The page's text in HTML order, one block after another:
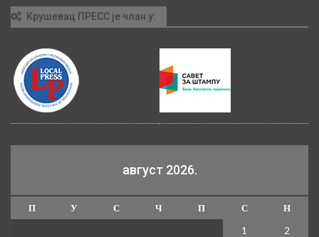
Крушевац ПРЕСС је члан у:
август 2026.
П У С Ч П С
Н
1
2